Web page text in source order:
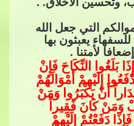
التي جعل الله
للسفهاء يعبثون بها
لأمتنا .
بَلَغُوا النِّكَاحَ فَإِنْ
إِلَيْهِمْ أَمْوَالَهُمْ
أَنْ يَكْبَرُوا وَمَنْ
وَمَنْ كَانَ فَقِيراً
​​ فَإِذَا دَفَعْتُمْ إِلَيْهِمْ